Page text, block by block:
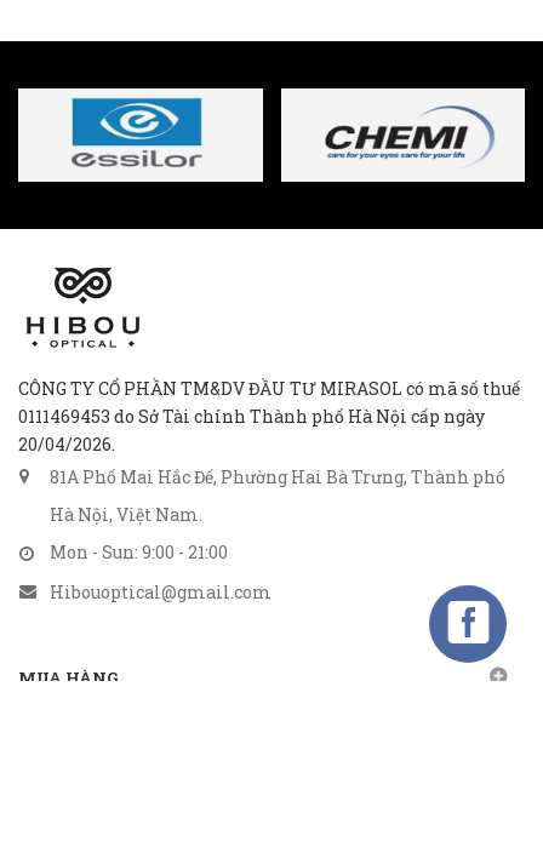
CÔNG TY CỔ PHẦN TM&DV ĐẦU TƯ MIRASOL có mã số thuế
0111469453 do Sở Tài chính Thành phố Hà Nội cấp ngày
20/04/2026.
81A Phố Mai Hắc Đế, Phường Hai Bà Trưng, Thành phố
Hà Nội, Việt Nam.
Mon - Sun: 9:00 - 21:00
Hibouoptical@gmail.com
MUA HÀNG